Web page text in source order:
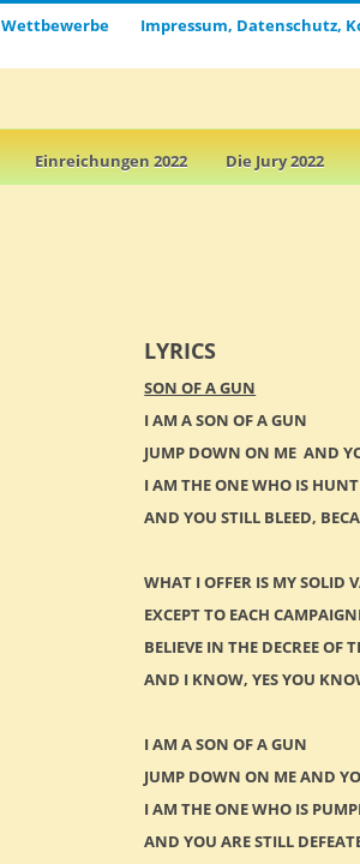
Wettbewerbe Impressum, Datenschutz,
Einreichungen 2022 Die Jury 2022
LYRICS
SON OF A GUN
I AM A SON OF A GUN
JUMP DOWN ON ME AND
I AM THE ONE WHO IS
AND YOU STILL BLEED,
WHAT I OFFER IS MY SOLID
EXCEPT TO EACH
BELIEVE IN THE DECREE OF
AND I KNOW, YES YOU
I AM A SON OF A GUN
JUMP DOWN ON ME AND
I AM THE ONE WHO IS
AND YOU ARE STILL